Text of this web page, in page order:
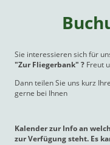
Sie interessieren sich für
"Zur Fliegerbank" ? Freut
Dann teilen Sie uns kurz
gerne bei Ihnen
Kalender zur Info an
zur Verfügung steht. Es